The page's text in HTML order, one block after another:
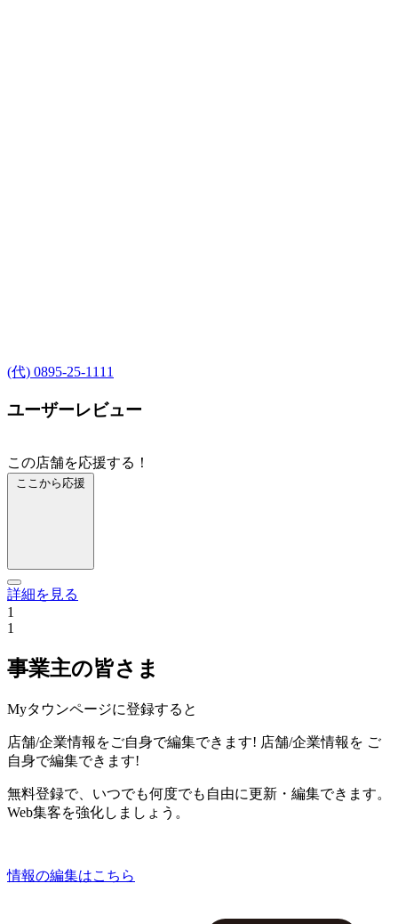
(代) 0895-25-1111
ユーザーレビュー
この店舗を応援する！
ここから応援
詳細を見る
1
1
事業主の皆さま
Myタウンページに登録すると
店舗/企業情報をご自身で編集できます! 店舗/企業情報を ご
自身で編集できます!
無料登録で、いつでも何度でも自由に更新・編集できます。
Web集客を強化しましょう。
情報の編集はこちら